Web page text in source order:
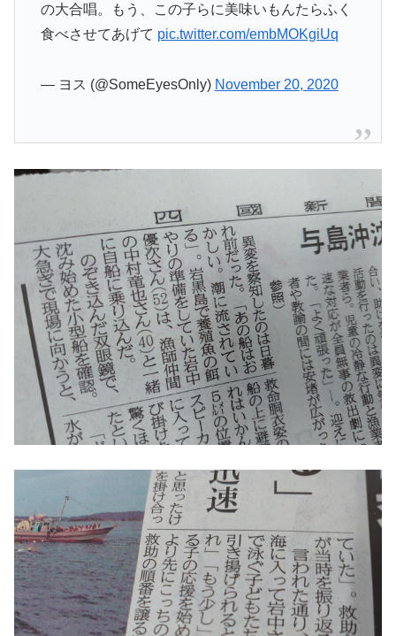
の大合唱。もう、この子らに美味いもんたらふく
食べさせてあげて pic.twitter.com/embMOKgiUq
— ヨス (@SomeEyesOnly) November 20, 2020